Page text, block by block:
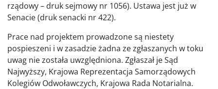
rządowy – druk sejmowy nr 1056). Ustawa jest już w
Senacie (druk senacki nr 422).
Prace nad projektem prowadzone są niestety
pospieszeni i w zasadzie żadna ze zgłaszanych w toku
uwag nie została uwzględniona. Zgłaszał je Sąd
Najwyższy, Krajowa Reprezentacja Samorządowych
Kolegiów Odwoławczych, Krajowa Rada Notarialna.